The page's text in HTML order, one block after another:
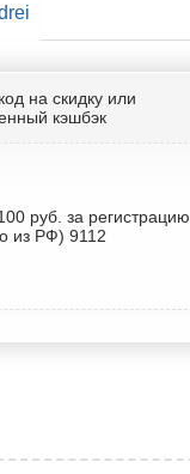
на скидку или
кэшбэк
руб. за регистрацию
из РФ) 9112